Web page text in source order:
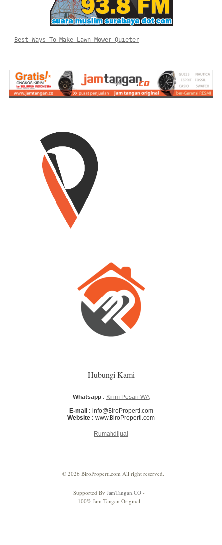
Best Ways To Make Lawn Mower Quieter
Hubungi Kami
Whatsapp : Kirim Pesan WA
E-mail : info@BiroProperti.com
Website : www.BiroProperti.com
Rumahdijual
© 2026 BiroProperti.com All right reserved.
Supported By JamTangan.CO -
100% Jam Tangan Original